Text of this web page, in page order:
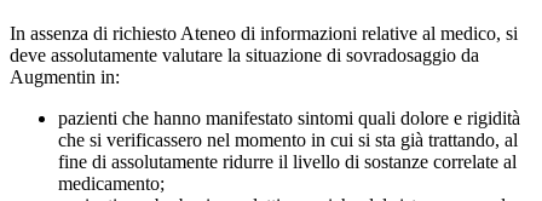
In assenza di richiesto Ateneo di informazioni relative al medico, si
deve assolutamente valutare la situazione di sovradosaggio da
Augmentin in:
pazienti che hanno manifestato sintomi quali dolore e rigidità
che si verificassero nel momento in cui si sta già trattando, al
fine di assolutamente ridurre il livello di sostanze correlate al
medicamento;